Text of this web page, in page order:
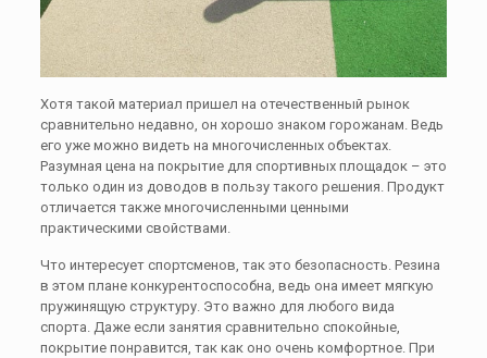
Хотя такой материал пришел на отечественный рынок
сравнительно недавно, он хорошо знаком горожанам. Ведь
его уже можно видеть на многочисленных объектах.
Разумная цена на покрытие для спортивных площадок – это
только один из доводов в пользу такого решения. Продукт
отличается также многочисленными ценными
практическими свойствами.
Что интересует спортсменов, так это безопасность. Резина
в этом плане конкурентоспособна, ведь она имеет мягкую
пружинящую структуру. Это важно для любого вида
спорта. Даже если занятия сравнительно спокойные,
покрытие понравится, так как оно очень комфортное. При